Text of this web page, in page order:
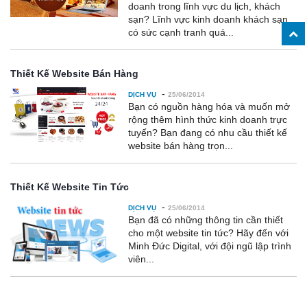
doanh trong lĩnh vực du lịch, khách
sạn? Lĩnh vực kinh doanh khách sạn
có sức cạnh tranh quá...
Thiết Kế Website Bán Hàng
DỊCH VỤ - 25/06/2014
Bạn có nguồn hàng hóa và muốn mở
rộng thêm hình thức kinh doanh trực
tuyến? Bạn đang có nhu cầu thiết kế
website bán hàng trọn...
Thiết Kế Website Tin Tức
DỊCH VỤ - 25/06/2014
Bạn đã có những thông tin cần thiết
cho một website tin tức? Hãy đến với
Minh Đức Digital, với đội ngũ lập trình
viên...